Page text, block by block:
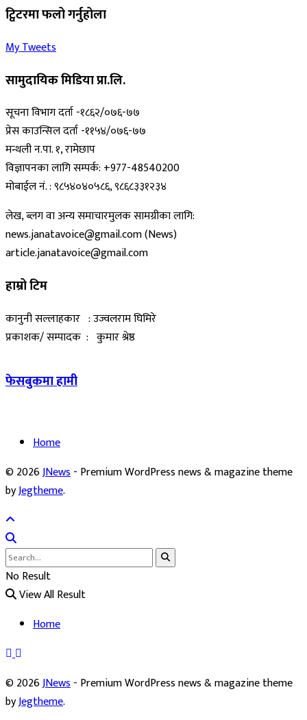
ट्विटरमा फलो गर्नुहोला
My Tweets
सामुदायिक मिडिया प्रा.लि.
सूचना विभाग दर्ता -१८६२/०७६-७७
प्रेस काउन्सिल दर्ता -११५४/०७६-७७
मन्थली न.पा. १, रामेछाप
विज्ञापनका लागि सम्पर्क: +977-48540200
मोबाईल नं. : ९८५४०४०५८६, ९८६८३३१२३४
लेख, ब्लग वा अन्य समाचारमुलक सामग्रीका लागि:
news.janatavoice@gmail.com (News)
article.janatavoice@gmail.com
हाम्रो टिम
कानुनी सल्लाहकार : उज्वलराम घिमिरे
प्रकाशक/ सम्पादक : कुमार श्रेष्ठ
फेसबुकमा हामी
Home
© 2026JNews- Premium WordPress news & magazine theme
byJegtheme.
No Result
View All Result
Home
© 2026JNews- Premium WordPress news & magazine theme
byJegtheme.